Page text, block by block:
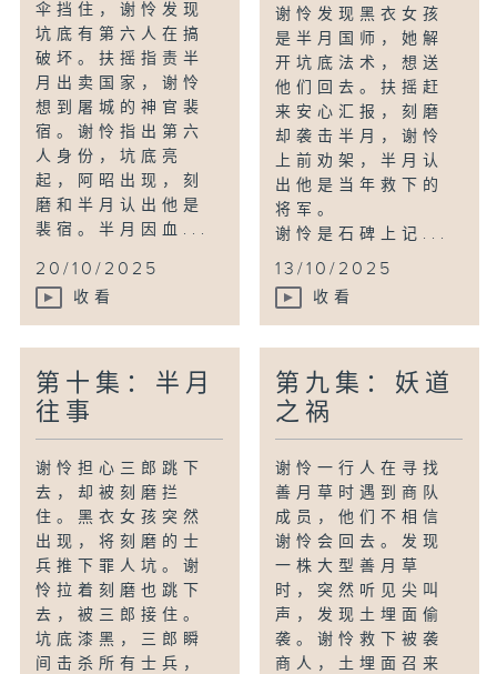
伞挡住，谢怜发现
坑底有第六人在搞
破坏。扶摇指责半
月出卖国家，谢怜
想到屠城的神官裴
宿。谢怜指出第六
人身份，坑底亮
起，阿昭出现，刻
磨和半月认出他是
裴宿。半月因血...
20/10/2025
收看
谢怜发现黑衣女孩
是半月国师，她解
开坑底法术，想送
他们回去。扶摇赶
来安心汇报，刻磨
却袭击半月，谢怜
上前劝架，半月认
出他是当年救下的
将军。
谢怜是石碑上记...
13/10/2025
收看
第十集：半月
往事
谢怜担心三郎跳下
去，却被刻磨拦
住。黑衣女孩突然
出现，将刻磨的士
兵推下罪人坑。谢
怜拉着刻磨也跳下
去，被三郎接住。
坑底漆黑，三郎瞬
间击杀所有士兵，
第九集：妖道
之祸
谢怜一行人在寻找
善月草时遇到商队
成员，他们不相信
谢怜会回去。发现
一株大型善月草
时，突然听见尖叫
声，发现土埋面偷
袭。谢怜救下被袭
商人，土埋面召来